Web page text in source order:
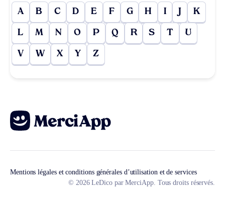
A B C D E F G H I J K
L M N O P Q R S T U
V W X Y Z
Mentions légales et conditions générales d’utilisation et de services
© 2026 LeDico par MerciApp. Tous droits réservés.